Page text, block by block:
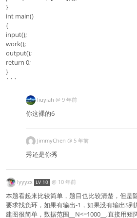
}
int main()
{
input();
work();
output();
return 0;
}
```
liuyiah @ 9 年前
你这裸的6
JimmyChen @ 5 年前
秀还是你秀
lyyyzx LV 10 @ 10 年前
本题看起来比较简单，题目也比较清楚，但是
要求找负环，如果有输出-1，如果没有输出S到
建图很简单，数据范围__N<=1000__,直接用矩